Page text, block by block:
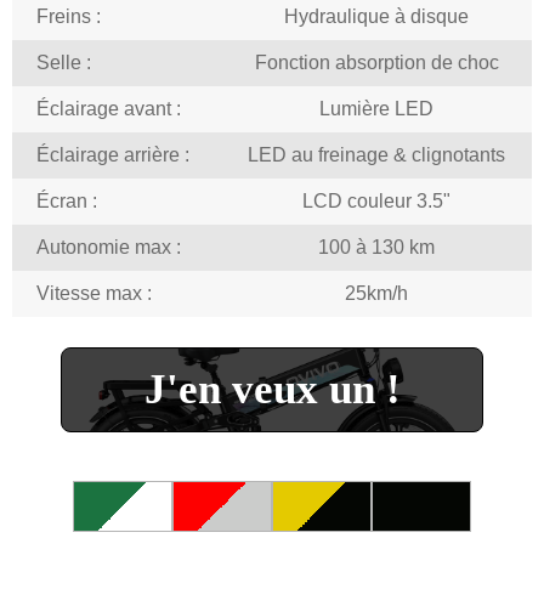
Freins : Hydraulique à disque
Selle : Fonction absorption de choc
Éclairage avant : Lumière LED
Éclairage arrière : LED au freinage & clignotants
Écran : LCD couleur 3.5"
Autonomie max : 100 à 130 km
Vitesse max : 25km/h
J'en veux un !